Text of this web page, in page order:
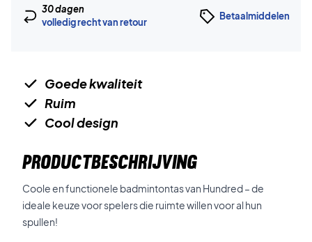
30 dagen
volledig recht van retour
Betaalmiddelen
Goede kwaliteit
Ruim
Cool design
PRODUCTBESCHRIJVING
Coole en functionele badmintontas van Hundred – de
ideale keuze voor spelers die ruimte willen voor al hun
spullen!